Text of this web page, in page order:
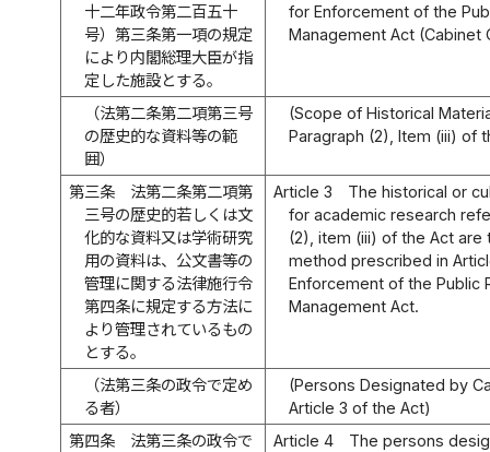
十二年政令第二百五十
号）第三条第一項の規定
により内閣総理大臣が指
定した施設とする。
for Enforcement of the
Management Act (Cabinet
（法第二条第二項第三号
の歴史的な資料等の範
囲）
(Scope of Historical
Paragraph (2), Item (iii) of
第三条
法第二条第二項第
三号の歴史的若しくは文
化的な資料又は学術研究
用の資料は、公文書等の
管理に関する法律施行令
第四条に規定する方法に
より管理されているもの
とする。
Article 3
The historical or
for academic research
(2), item (iii) of the Act
method prescribed in
Enforcement of the Public
Management Act.
（法第三条の政令で定め
る者）
(Persons Designated by
Article 3 of the Act)
第四条
法第三条の政令で
Article 4
The persons